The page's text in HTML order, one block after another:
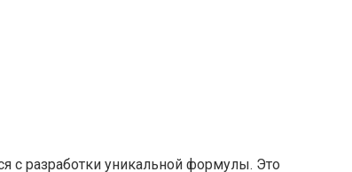
с разработки уникальной формулы. Это